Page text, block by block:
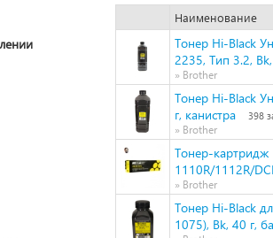
Наименование
Тонер Hi-Black
2235, Тип 3.2,
» Brother
Тонер Hi-Black
г, канистра
398
» Brother
Тонер-картридж
1110R/1112R/
» Brother
Тонер Hi-Black
1075), Bk, 40 г,